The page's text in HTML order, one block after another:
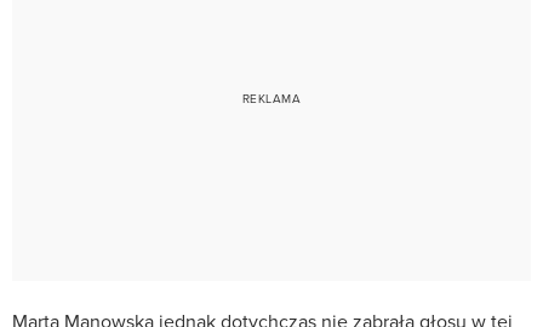
Marta Manowska jednak dotychczas nie zabrała głosu w tej